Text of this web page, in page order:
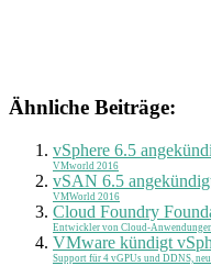
Ähnliche Beiträge:
vSphere 6.5
VMworld 2016
vSAN 6.5
VMWorld 2016
Cloud Foundry
Entwickler von Cloud-
VMware kündigt
Support für 4 vGPUs und DDNS,